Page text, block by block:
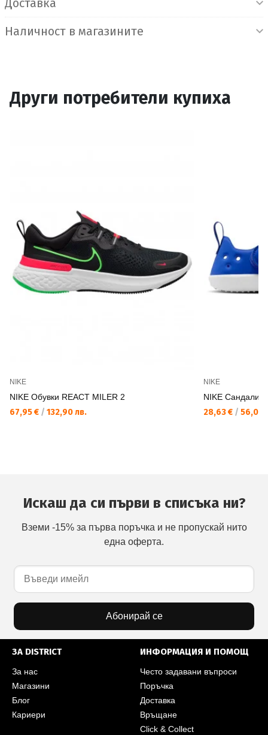
Наличност в магазините
Други потребители купиха
NIKE
NIKE Обувки REACT MILER 2
67,95 € / 132,90 лв.
NIKE
NIKE Сандали
28,63 € / 56,00
Искаш да си първи в списъка ни?
Вземи -15% за първа поръчка и не пропускай нито
една оферта.
Абонирай се
ЗА DISTRICT
За нас
Магазини
Блог
Кариери
ИНФОРМАЦИЯ И ПОМОЩ
Често задавани въпроси
Поръчка
Доставка
Връщане
Click & Collect